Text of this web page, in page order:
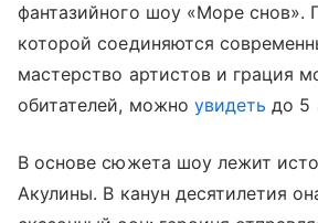
фантазийного шоу «Море снов».
которой соединяются
мастерство артистов и грация
обитателей, можно увидеть до 5
В основе сюжета шоу лежит
Акулины. В канун десятилетия